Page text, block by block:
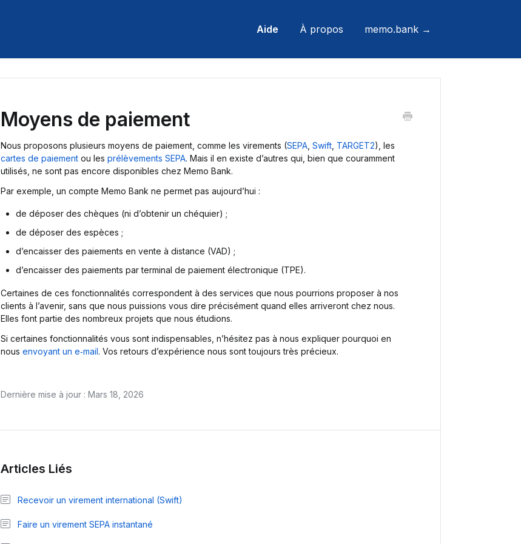
Aide À propos memo.bank →
Moyens de paiement
Nous proposons plusieurs moyens de paiement, comme les virements (SEPA, Swift, TARGET2), les
cartes de paiementou les prélèvements SEPA. Mais il en existe d’autres qui, bien que couramment
utilisés, ne sont pas encore disponibles chez Memo Bank.
Par exemple, un compte Memo Bank ne permet pas aujourd’hui :
de déposer des chèques (ni d’obtenir un chéquier) ;
de déposer des espèces ;
d’encaisser des paiements en vente à distance (VAD) ;
d’encaisser des paiements par terminal de paiement électronique (TPE).
Certaines de ces fonctionnalités correspondent à des services que nous pourrions proposer à nos
clients à l’avenir, sans que nous puissions vous dire précisément quand elles arriveront chez nous.
Elles font partie des nombreux projets que nous étudions.
Si certaines fonctionnalités vous sont indispensables, n’hésitez pas à nous expliquer pourquoi en
nous envoyant un e‑mail. Vos retours d’expérience nous sont toujours très précieux.
Dernière mise à jour : Mars 18, 2026
Articles Liés
Recevoir un virement international (Swift)
Faire un virement SEPA instantané